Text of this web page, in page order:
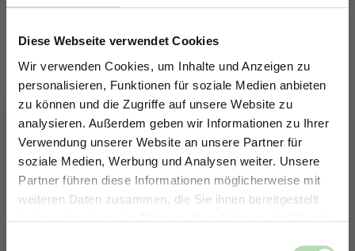
Diese Webseite verwendet Cookies
Wir verwenden Cookies, um Inhalte und Anzeigen zu
personalisieren, Funktionen für soziale Medien anbieten
zu können und die Zugriffe auf unsere Website zu
analysieren. Außerdem geben wir Informationen zu Ihrer
Verwendung unserer Website an unsere Partner für
soziale Medien, Werbung und Analysen weiter. Unsere
Partner führen diese Informationen möglicherweise mit
weiteren Daten zusammen, die Sie ihnen bereitgestellt
haben oder die sie im Rahmen Ihrer Nutzung der Dienste
ERHALTE 5% RABATT AUF
DEINE RÜCKWÄNDE